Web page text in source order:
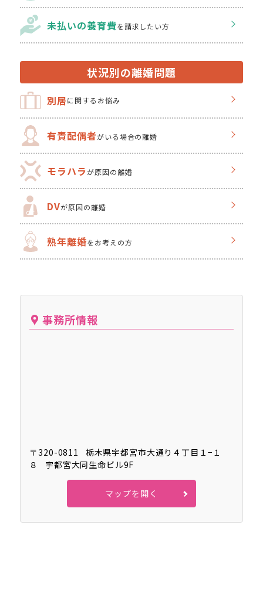
未払いの養育費を請求したい方
状況別の離婚問題
別居に関するお悩み
有責配偶者がいる場合の離婚
モラハラが原因の離婚
DVが原因の離婚
熟年離婚をお考えの方
事務所情報
〒320-0811
栃木県宇都宮市大通り４丁目１−１
８
宇都宮大同生命ビル9F
マップを開く